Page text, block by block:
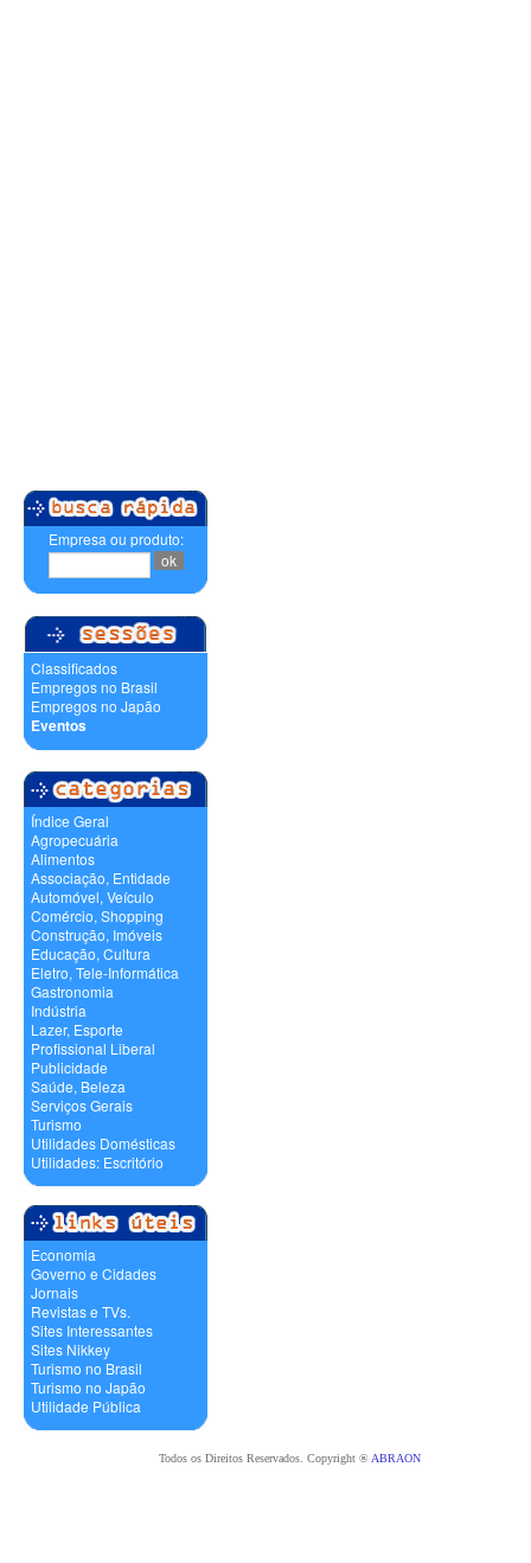
Empresa ou produto:
Classificados
Empregos no Brasil
Empregos no Japão
Eventos
Índice Geral
Agropecuária
Alimentos
Associação, Entidade
Automóvel, Veículo
Comércio, Shopping
Construção, Imóveis
Educação, Cultura
Eletro, Tele-Informática
Gastronomia
Indústria
Lazer, Esporte
Profissional Liberal
Publicidade
Saúde, Beleza
Serviços Gerais
Turismo
Utilidades Domésticas
Utilidades: Escritório
Economia
Governo e Cidades
Jornais
Revistas e TVs.
Sites Interessantes
Sites Nikkey
Turismo no Brasil
Turismo no Japão
Utilidade Pública
Todos os Direitos Reservados. Copyright ® ABRAON